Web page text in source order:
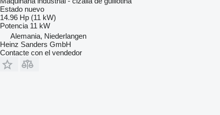
Estado nuevo
14.96 Hp (11 kW)
Potencia 11 kW
Alemania, Niederlangen
Heinz Sanders GmbH
Contacte con el vendedor